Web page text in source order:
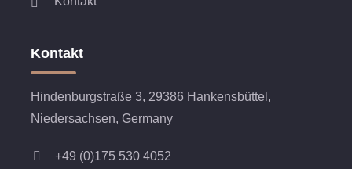
Kontakt
Hindenburgstraße 3, 29386 Hankensbüttel,
Niedersachsen, Germany
+49 (0)175 530 4052